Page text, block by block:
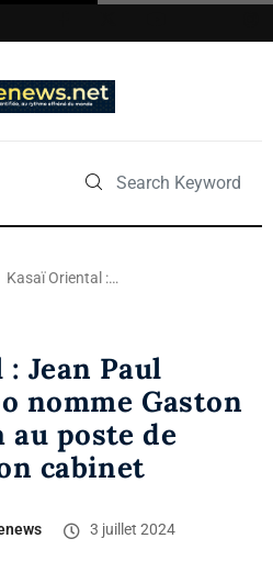
Kasaï Oriental :…
Jean Paul
nomme Gaston
au poste de
cabinet
3 juillet 2024